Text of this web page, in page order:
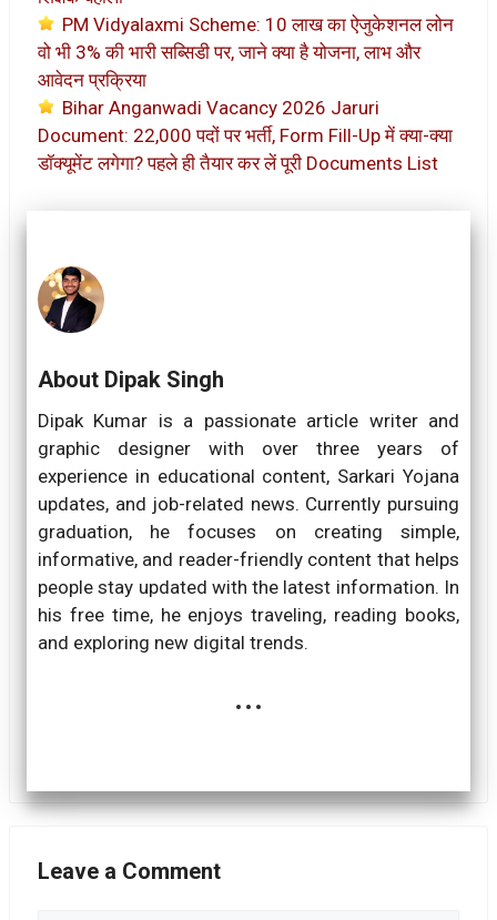
PM Vidyalaxmi Scheme: 10 लाख का ऐजुकेशनल लोन
वो भी 3% की भारी सब्सिडी पर, जाने क्या है योजना, लाभ और
आवेदन प्रक्रिया
Bihar Anganwadi Vacancy 2026 Jaruri
Document: 22,000 पदों पर भर्ती, Form Fill-Up में क्या-क्या
डॉक्यूमेंट लगेगा? पहले ही तैयार कर लें पूरी Documents List
About Dipak Singh
Dipak Kumar is a passionate article writer and
graphic designer with over three years of
experience in educational content, Sarkari Yojana
updates, and job-related news. Currently pursuing
graduation, he focuses on creating simple,
informative, and reader-friendly content that helps
people stay updated with the latest information. In
his free time, he enjoys traveling, reading books,
and exploring new digital trends.
...
Leave a Comment